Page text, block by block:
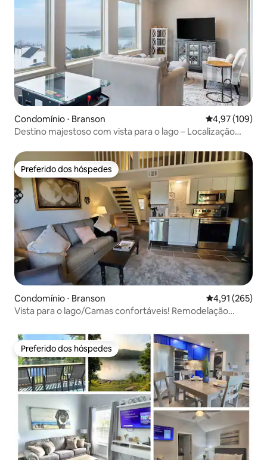
Condomínio ⋅ Branson 4,97 de uma
4,97 (109)
Destino majestoso com vista para o lago – Localização
Preferido dos hóspedes
Preferido dos hóspedes
Condomínio ⋅ Branson 4,91 de uma
4,91 (265)
Vista para o lago/Camas confortáveis! Remodelação
Preferido dos hóspedes
Preferido dos hóspedes